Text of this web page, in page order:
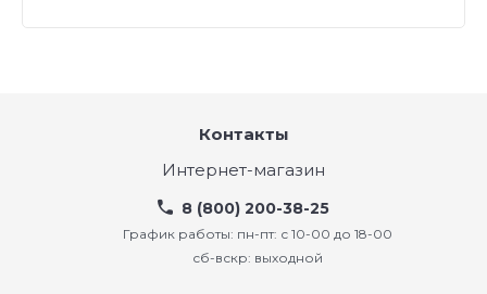
Контакты
Интернет-магазин
8 (800) 200-38-25
График работы: пн-пт: с 10-00 до 18-00
сб-вскр: выходной